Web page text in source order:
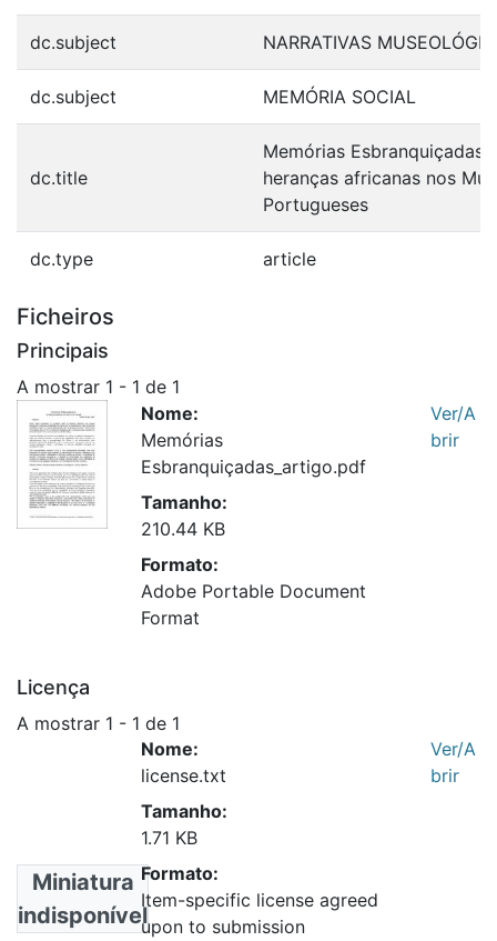
dc.subject NARRATIVAS
dc.subject MEMÓRIA SOCIAL
dc.title
Memórias Esbranquiçadas:
heranças africanas nos
Portugueses
dc.type article
Ficheiros
Principais
A mostrar 1 - 1 de 1
Nome:
Memórias
Esbranquiçadas_artigo.pdf
Tamanho:
210.44 KB
Formato:
Adobe Portable Document
Format
Ver/A
brir
Licença
A mostrar 1 - 1 de 1
Miniatura
indisponível
Nome:
license.txt
Tamanho:
1.71 KB
Formato:
Item-specific license agreed
upon to submission
Ver/A
brir